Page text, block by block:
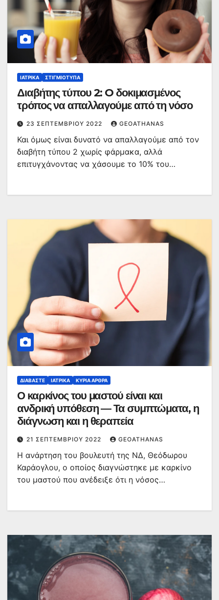
ΙΑΤΡΙΚΆ ΣΤΙΓΜΙΌΤΥΠΑ
Διαβήτης τύπου 2: O δοκιμασμένος
τρόπος να απαλλαγούμε από τη νόσο
23 ΣΕΠΤΕΜΒΡΊΟΥ 2022 GEOATHANAS
Και όμως είναι δυνατό να απαλλαγούμε από τον
διαβήτη τύπου 2 χωρίς φάρμακα, αλλά
επιτυγχάνοντας να χάσουμε το 10% του…
ΔΙΑΒΆΣΤΕ ΙΑΤΡΙΚΆ ΚΥΡΙΑ ΑΡΘΡΑ
Ο καρκίνος του μαστού είναι και
ανδρική υπόθεση — Τα συμπτώματα, η
διάγνωση και η θεραπεία
21 ΣΕΠΤΕΜΒΡΊΟΥ 2022 GEOATHANAS
Η ανάρτηση του βουλευτή της ΝΔ, Θεόδωρου
Καράογλου, ο οποίος διαγνώστηκε με καρκίνο
του μαστού που ανέδειξε ότι η νόσος…